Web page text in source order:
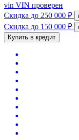
vin VIN проверен
Скидка до 250 000 ₽
Скидка до 150 000 ₽
Купить в кредит